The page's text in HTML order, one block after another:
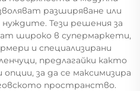
разширяване или
нуждите. Тези решения за
широко в супермаркети,
и специализирани
предлагайки както
за да се максимизира
пространство.